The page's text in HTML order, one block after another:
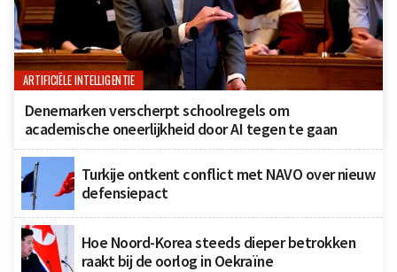
ARTIFICIËLE INTELLIGENTIE
Denemarken verscherpt schoolregels om
academische oneerlijkheid door AI tegen te gaan
Turkije ontkent conflict met NAVO over nieuw
defensiepact
Hoe Noord-Korea steeds dieper betrokken
raakt bij de oorlog in Oekraïne